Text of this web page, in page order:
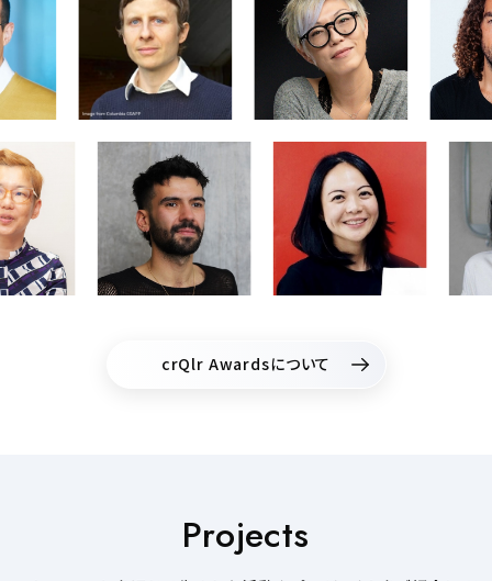
crQlr Awardsについて
Projects